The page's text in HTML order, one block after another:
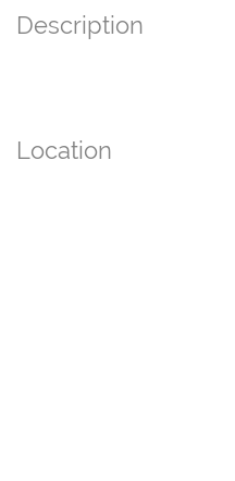
Description
Location